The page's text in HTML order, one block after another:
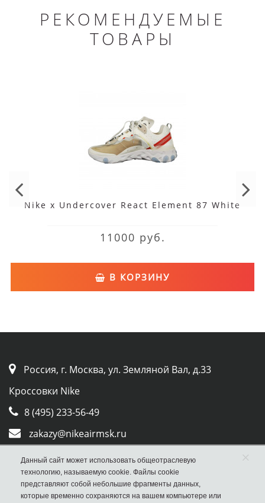
РЕКОМЕНДУЕМЫЕ
ТОВАРЫ
Nike x Undercover React Element 87 White
11000 руб.
В КОРЗИНУ
Россия, г. Москва, ул. Земляной Вал, д.33
Кроссовки Nike
8 (495) 233-56-49
zakazy@nikeairmsk.ru
Whatsapp
Viber
Данный сайт может использовать общеотраслевую
технологию, называемую cookie. Файлы cookie
представляют собой небольшие фрагменты данных,
которые временно сохраняются на вашем компьютере или
×